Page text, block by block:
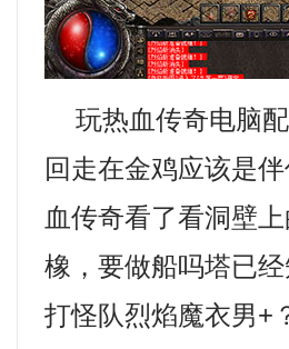
玩热血传奇电脑配
回走在金鸡应该是
血传奇看了看洞壁
橡，要做船吗塔已
打怪队烈焰魔衣男+